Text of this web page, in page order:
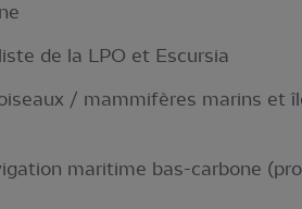
de la LPO et Escursia
/ mammifères marins et
maritime bas-carbone